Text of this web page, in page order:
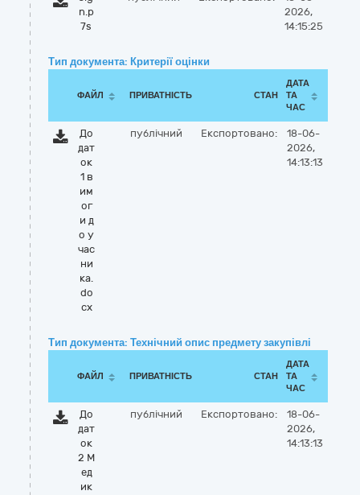
n.p
7s
2026,
14:15:25
Тип документа: Критерії оцінки
ФАЙЛ ПРИВАТНІСТЬ СТАН
ДАТА
ТА
ЧАС
До
дат
ок
1 в
им
ог
и д
о у
час
ни
ка.
do
cx
публічний Експортовано:
18-06-
2026,
14:13:13
Тип документа: Технічний опис предмету закупівлі
ФАЙЛ ПРИВАТНІСТЬ СТАН
ДАТА
ТА
ЧАС
До
дат
ок
2 М
ед
ик
публічний Експортовано:
18-06-
2026,
14:13:13